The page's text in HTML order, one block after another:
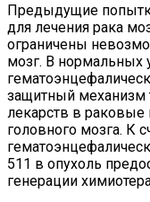
Предыдущие
для лечения рака
ограничены
мозг. В нормальных
защитный механизм
лекарств в раковые
головного мозга. К
511 в опухоль
генерации